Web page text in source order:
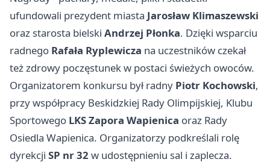
ufundowali prezydent miasta Jarosław Klimaszewski
oraz starosta bielski Andrzej Płonka. Dzięki wsparciu
radnego Rafała Ryplewicza na uczestników czekał
też zdrowy poczęstunek w postaci świeżych owoców.
Organizatorem konkursu był radny Piotr Kochowski,
przy współpracy Beskidzkiej Rady Olimpijskiej, Klubu
Sportowego LKS Zapora Wapienica oraz Rady
Osiedla Wapienica. Organizatorzy podkreślali rolę
dyrekcji SP nr 32 w udostępnieniu sal i zaplecza.